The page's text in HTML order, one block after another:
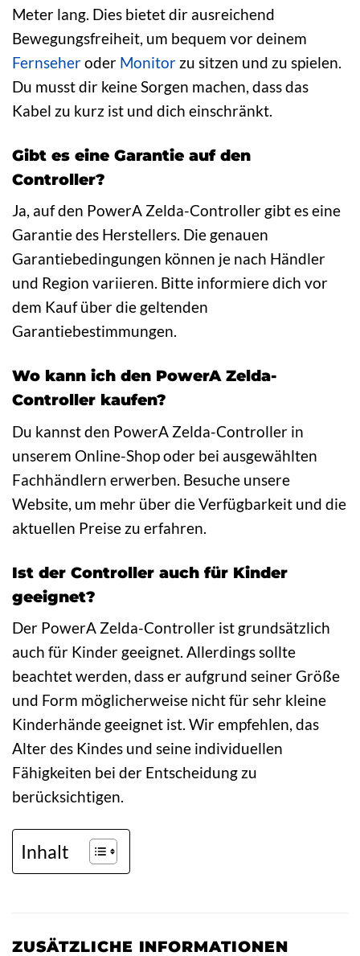
Meter lang. Dies bietet dir ausreichend
Bewegungsfreiheit, um bequem vor deinem
Fernseheroder Monitor zu sitzen und zu spielen.
Du musst dir keine Sorgen machen, dass das
Kabel zu kurz ist und dich einschränkt.
Gibt es eine Garantie auf den
Controller?
Ja, auf den PowerA Zelda-Controller gibt es eine
Garantie des Herstellers. Die genauen
Garantiebedingungen können je nach Händler
und Region variieren. Bitte informiere dich vor
dem Kauf über die geltenden
Garantiebestimmungen.
Wo kann ich den PowerA Zelda-
Controller kaufen?
Du kannst den PowerA Zelda-Controller in
unserem Online-Shop oder bei ausgewählten
Fachhändlern erwerben. Besuche unsere
Website, um mehr über die Verfügbarkeit und die
aktuellen Preise zu erfahren.
Ist der Controller auch für Kinder
geeignet?
Der PowerA Zelda-Controller ist grundsätzlich
auch für Kinder geeignet. Allerdings sollte
beachtet werden, dass er aufgrund seiner Größe
und Form möglicherweise nicht für sehr kleine
Kinderhände geeignet ist. Wir empfehlen, das
Alter des Kindes und seine individuellen
Fähigkeiten bei der Entscheidung zu
berücksichtigen.
Inhalt
ZUSÄTZLICHE INFORMATIONEN